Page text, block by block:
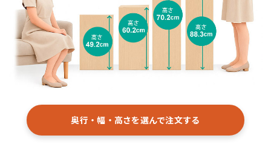
奥行・幅・高さを選んで注文する